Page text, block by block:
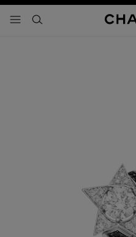
- navegación principal
buscar